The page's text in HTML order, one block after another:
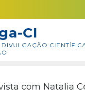
CI
DIVULGAÇÃO